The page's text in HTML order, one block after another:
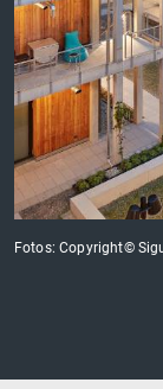
Fotos: Copyright©